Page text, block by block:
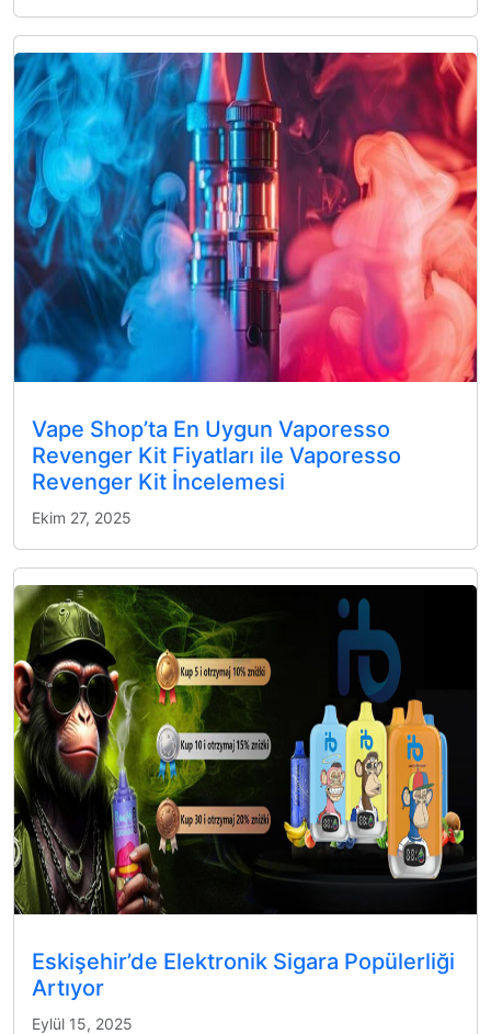
Vape Shop’ta En Uygun Vaporesso
Revenger Kit Fiyatları ile Vaporesso
Revenger Kit İncelemesi
Ekim 27, 2025
Eskişehir’de Elektronik Sigara Popülerliği
Artıyor
Eylül 15, 2025